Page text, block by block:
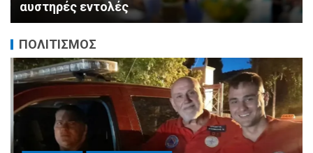
αυστηρές εντολές
ΠΟΛΙΤΙΣΜΟΣ